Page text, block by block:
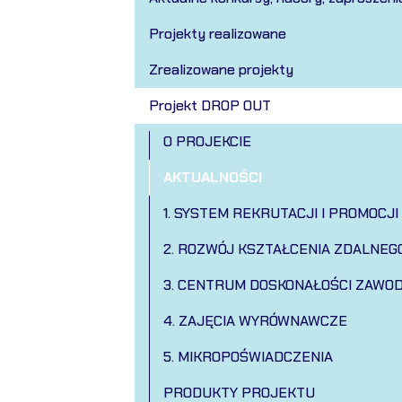
Projekty realizowane
Zrealizowane projekty
Projekt DROP OUT
O PROJEKCIE
AKTUALNOŚCI
1. SYSTEM REKRUTACJI I PROMOCJI
2. ROZWÓJ KSZTAŁCENIA
3. CENTRUM DOSKONAŁOŚCI
4. ZAJĘCIA WYRÓWNAWCZE
5. MIKROPOŚWIADCZENIA
PRODUKTY PROJEKTU